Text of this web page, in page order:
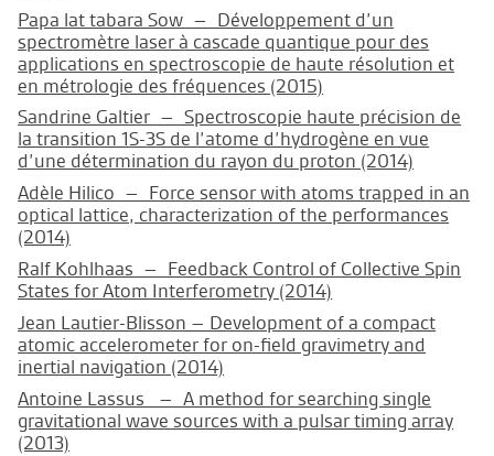
Papa lat tabara Sow – Développement d’un
spectromètre laser à cascade quantique pour des
applications en spectroscopie de haute résolution et
en métrologie des fréquences (2015)
Sandrine Galtier – Spectroscopie haute précision de
la transition 1S-3S de l’atome d’hydrogène en vue
d’une détermination du rayon du proton (2014)
Adèle Hilico – Force sensor with atoms trapped in an
optical lattice, characterization of the performances
(2014)
Ralf Kohlhaas – Feedback Control of Collective Spin
States for Atom Interferometry (2014)
Jean Lautier-Blisson – Development of a compact
atomic accelerometer for on-field gravimetry and
inertial navigation (2014)
Antoine Lassus – A method for searching single
gravitational wave sources with a pulsar timing array
(2013)